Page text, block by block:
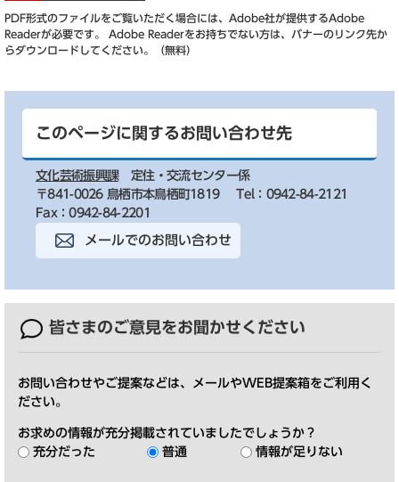
PDF形式のファイルをご覧いただく場合には、Adobe社が提供するAdobe
Readerが必要です。
Adobe Readerをお持ちでない方は、バナーのリンク先か
らダウンロードしてください。（無料）
このページに関するお問い合わせ先
文化芸術振興課
定住・交流センター係
〒841-0026 鳥栖市本鳥栖町1819
Tel：0942-84-2121
Fax：0942-84-2201
メールでのお問い合わせ
皆さまのご意見をお聞かせください
お問い合わせやご提案などは、メールやWEB提案箱をご利用く
ださい。
お求めの情報が充分掲載されていましたでしょうか？
充分だった
普通 情報が足りない